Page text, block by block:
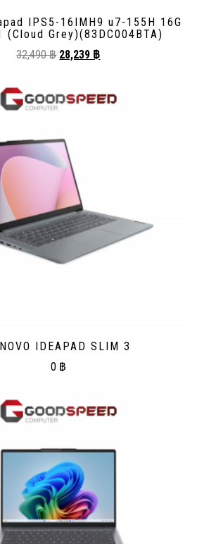
IPS5-16IMH9 u7-155H 16G
(Cloud Grey)(83DC004BTA)
32,490฿ 28,239 ฿
IDEAPAD SLIM 3
0 ฿